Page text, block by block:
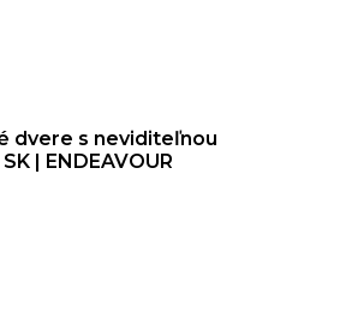
dvere s neviditeľnou
| ENDEAVOUR